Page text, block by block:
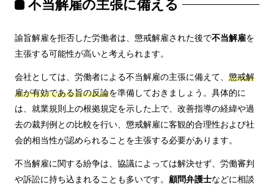
不当解雇の主張に備える
諭旨解雇を拒否した労働者は、懲戒解雇された後で不当解雇を
主張する可能性が高いと考えられます。
会社としては、労働者による不当解雇の主張に備えて、 懲戒解
雇が有効である旨の反論を準備しておきましょう。具体的に
は、就業規則上の根拠規定を示した上で、改善指導の経緯や過
去の裁判例との比較を行い、懲戒解雇に客観的合理性および社
会的相当性が認められることを主張する必要があります。
不当解雇に関する紛争は、協議によっては解決せず、労働審判
や訴訟に持ち込まれることも多いです。 顧問弁護士などに相談